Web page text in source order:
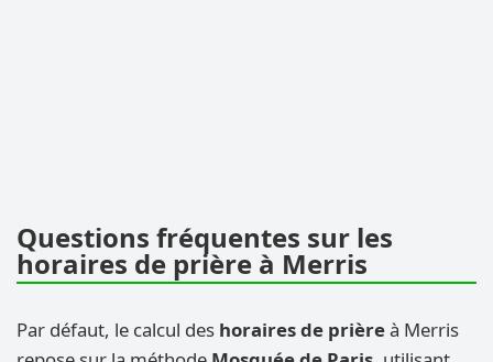
Questions fréquentes sur les
horaires de prière à Merris
Par défaut, le calcul des horaires de prièreà Merris